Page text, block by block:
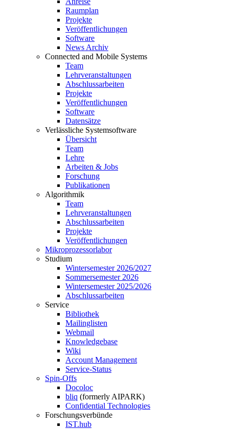
Raumplan
Projekte
Veröffentlichungen
Software
News Archiv
Connected and Mobile Systems
Team
Lehrveranstaltungen
Abschlussarbeiten
Projekte
Veröffentlichungen
Software
Datensätze
Verlässliche Systemsoftware
Übersicht
Team
Lehre
Arbeiten & Jobs
Forschung
Publikationen
Algorithmik
Team
Lehrveranstaltungen
Abschlussarbeiten
Projekte
Veröffentlichungen
Mikroprozessorlabor
Studium
Wintersemester 2026/2027
Sommersemester 2026
Wintersemester 2025/2026
Abschlussarbeiten
Service
Bibliothek
Mailinglisten
Webmail
Knowledgebase
Wiki
Account Management
Service-Status
Spin-Offs
Docoloc
bliq (formerly AIPARK)
Confidential Technologies
Forschungsverbünde
IST.hub